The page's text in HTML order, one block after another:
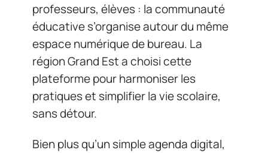
professeurs, élèves : la communauté
éducative s’organise autour du même
espace numérique de bureau. La
région Grand Est a choisi cette
plateforme pour harmoniser les
pratiques et simplifier la vie scolaire,
sans détour.
Bien plus qu’un simple agenda digital,